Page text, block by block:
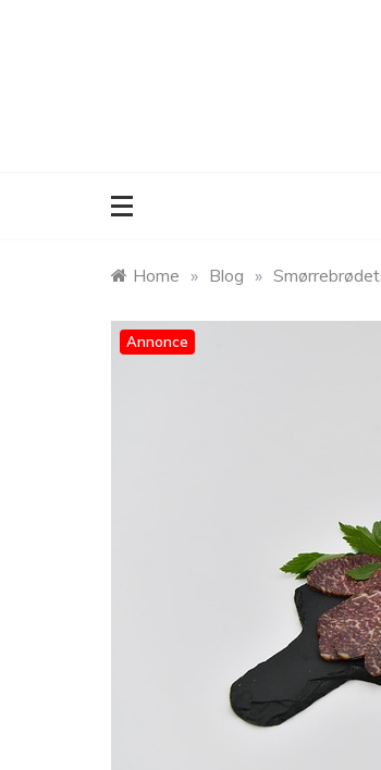
Home » Blog »
Annonce